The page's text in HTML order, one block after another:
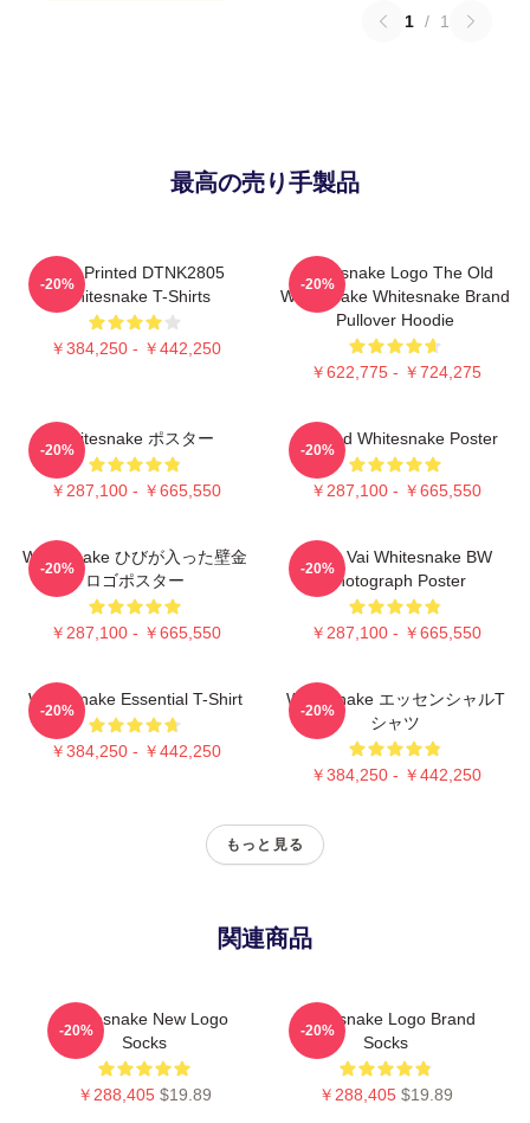
1 / 1
最高の売り手製品
New Printed DTNK2805
Whitesnake T-Shirts
￥384,250 - ￥442,250
-20%
Whitesnake Logo The Old
Whitesnake Whitesnake Brand
Pullover Hoodie
￥622,775 - ￥724,275
-20%
Whitesnake ポスター
￥287,100 - ￥665,550
-20%
Girl And Whitesnake Poster
￥287,100 - ￥665,550
-20%
Whitesnake ひびが入った壁金
ロゴポスター
￥287,100 - ￥665,550
-20%
Steve Vai Whitesnake BW
Photograph Poster
￥287,100 - ￥665,550
-20%
Whitesnake Essential T-Shirt
￥384,250 - ￥442,250
-20%
Whitesnake エッセンシャルT
シャツ
￥384,250 - ￥442,250
-20%
もっと見る
関連商品
Whitesnake New Logo
Socks
￥288,405 $19.89
-20%
Whitesnake Logo Brand
Socks
￥288,405 $19.89
-20%